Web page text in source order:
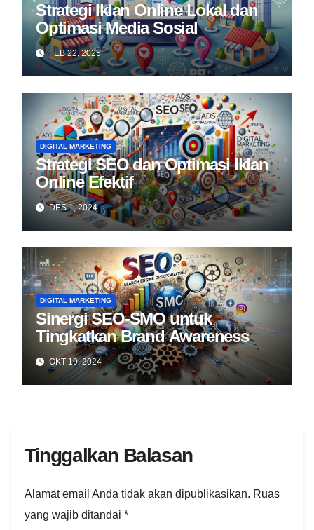
Strategi Iklan Online Lokal dan
Optimasi Media Sosial
FEB 22, 2025
DIGITAL MARKETING
Strategi SEO dan Optimasi Iklan
Online Efektif
DES 1, 2024
DIGITAL MARKETING
Sinergi SEO-SMO untuk
Tingkatkan Brand Awareness
OKT 19, 2024
Tinggalkan Balasan
Alamat email Anda tidak akan dipublikasikan. Ruas
yang wajib ditandai *